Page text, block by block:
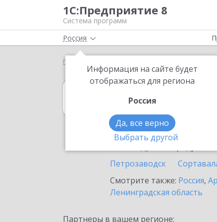
1С:Предприятие 8
Система программ
Россия
Информация на сайте будет
отображаться для региона
Россия
Да, все верно
Выбрать другой
Главная
1С:Гаражи
в Республике
Ознакомьтесь с
Петрозаводск
Смотрите также: Россия,
Ленинградская область
Партнеры в вашем регионе: